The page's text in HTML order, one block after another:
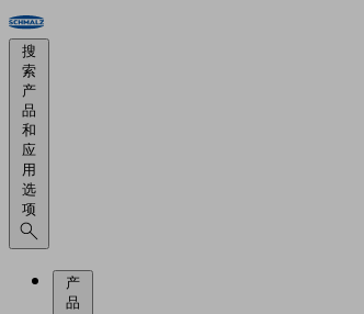
搜
索
产
品
和
应
用
选
项
产